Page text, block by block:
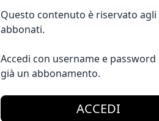
Questo contenuto è riservato agli
abbonati.
Accedi con username e password
già un abbonamento.
ACCEDI